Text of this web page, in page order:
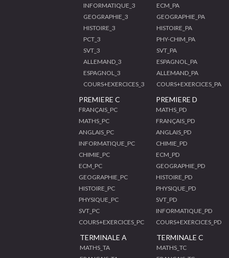
INFORMATIQUE_3
GEOGRAPHIE_3
HISTOIRE_3
PCT_3
SVT_3
ALLEMAND_3
ESPAGNOL_3
COURS+EXERCICES_3
ECM_PA
GEOGRAPHIE_PA
HISTOIRE_PA
PHY-CHIM_PA
SVT_PA
ESPAGNOL_PA
ALLEMAND_PA
COURS+EXERCICES_PA
PREMIERE C
FRANÇAIS_PC
MATHS_PC
ANGLAIS_PC
INFORMATIQUE_PC
CHIMIE_PC
ECM_PC
GEOGRAPHIE_PC
HISTOIRE_PC
PHYSIQUE_PC
SVT_PC
COURS+EXERCICES_PC
PREMIERE D
MATHS_PD
FRANÇAIS_PD
ANGLAIS_PD
CHIMIE_PD
ECM_PD
GEOGRAPHIE_PD
HISTOIRE_PD
PHYSIQUE_PD
SVT_PD
INFORMATIQUE_PD
COURS+EXERCICES_PD
TERMINALE A
MATHS_TA
TERMINALE C
MATHS_TC